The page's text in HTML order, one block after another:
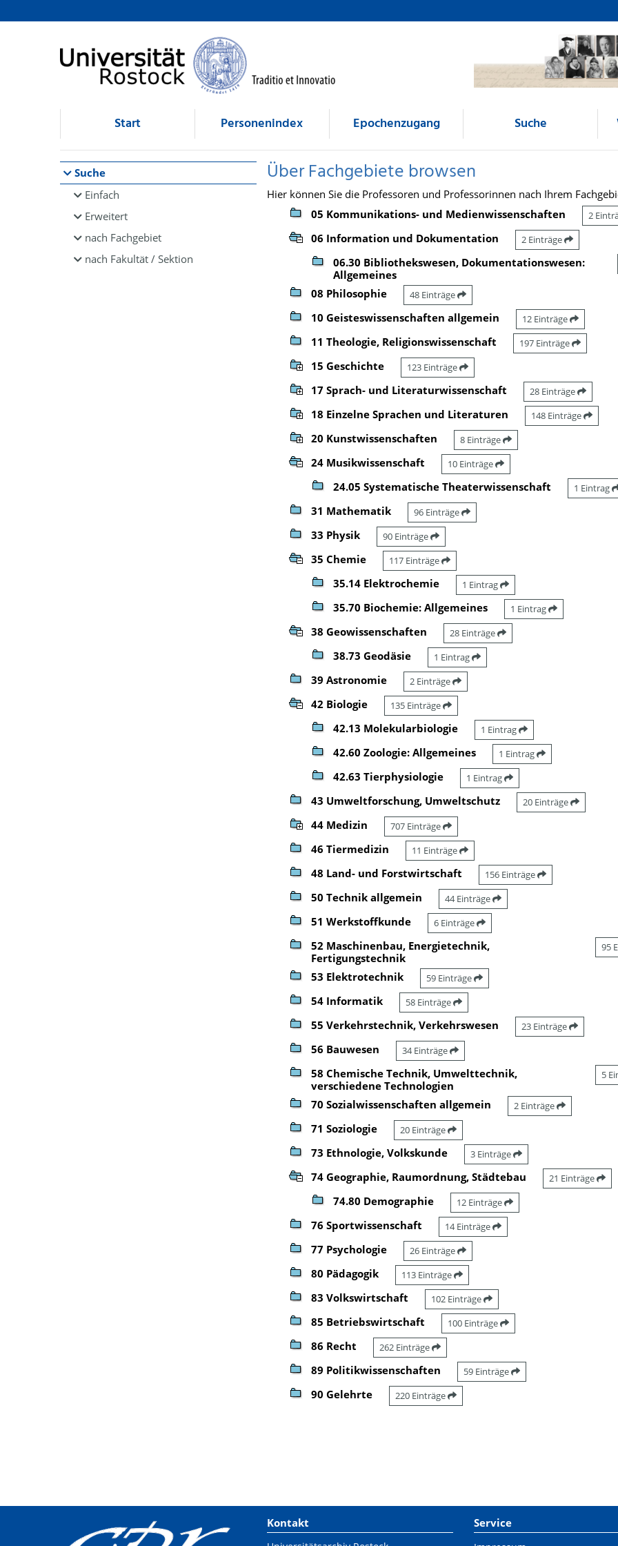
Browsen
direkt zum Inhalt
Start Personenindex Epochenzugang Suche
Suche
Einfach
Erweitert
nach Fachgebiet
nach Fakultät / Sektion
Über Fachgebiete browsen
Hier können Sie die Professoren und Professorinnen nach Ihrem
05 Kommunikations- und Medienwissenschaften
2
06 Information und Dokumentation 2 Einträge
06.30 Bibliothekswesen, Dokumentationswesen:
Allgemeines
08 Philosophie 48 Einträge
10 Geisteswissenschaften allgemein 12 Einträge
11 Theologie, Religionswissenschaft 197 Einträge
15 Geschichte 123 Einträge
17 Sprach- und Literaturwissenschaft 28 Einträge
18 Einzelne Sprachen und Literaturen 148 Einträge
20 Kunstwissenschaften 8 Einträge
24 Musikwissenschaft 10 Einträge
24.05 Systematische Theaterwissenschaft 1 Eintrag
31 Mathematik 96 Einträge
33 Physik 90 Einträge
35 Chemie 117 Einträge
35.14 Elektrochemie 1 Eintrag
35.70 Biochemie: Allgemeines 1 Eintrag
38 Geowissenschaften 28 Einträge
38.73 Geodäsie 1 Eintrag
39 Astronomie 2 Einträge
42 Biologie 135 Einträge
42.13 Molekularbiologie 1 Eintrag
42.60 Zoologie: Allgemeines 1 Eintrag
42.63 Tierphysiologie 1 Eintrag
43 Umweltforschung, Umweltschutz 20 Einträge
44 Medizin 707 Einträge
46 Tiermedizin 11 Einträge
48 Land- und Forstwirtschaft 156 Einträge
50 Technik allgemein 44 Einträge
51 Werkstoffkunde 6 Einträge
52 Maschinenbau, Energietechnik,
Fertigungstechnik
95
53 Elektrotechnik 59 Einträge
54 Informatik 58 Einträge
55 Verkehrstechnik, Verkehrswesen 23 Einträge
56 Bauwesen 34 Einträge
58 Chemische Technik, Umwelttechnik,
verschiedene Technologien
5
70 Sozialwissenschaften allgemein 2 Einträge
71 Soziologie 20 Einträge
73 Ethnologie, Volkskunde 3 Einträge
74 Geographie, Raumordnung, Städtebau 21 Einträge
74.80 Demographie 12 Einträge
76 Sportwissenschaft 14 Einträge
77 Psychologie 26 Einträge
80 Pädagogik 113 Einträge
83 Volkswirtschaft 102 Einträge
85 Betriebswirtschaft 100 Einträge
86 Recht 262 Einträge
89 Politikwissenschaften 59 Einträge
90 Gelehrte 220 Einträge
Kontakt Service